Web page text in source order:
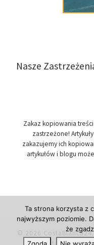
Nasze
Zakaz kopiowania
zastrzeżone!
zakazujemy ich
artykułów i blogu
© 2026
Ta strona korzysta z
najwyższym poziomie.
że